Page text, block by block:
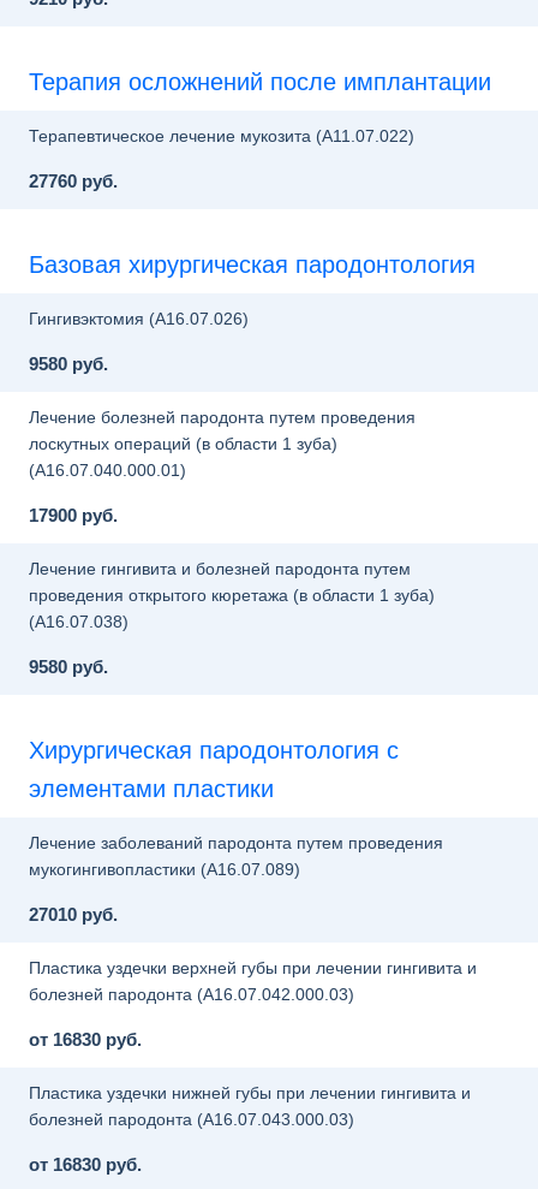
Терапия осложнений после имплантации
Терапевтическое лечение мукозита (A11.07.022)
27760 руб.
Базовая хирургическая пародонтология
Гингивэктомия (A16.07.026)
9580 руб.
Лечение болезней пародонта путем проведения
лоскутных операций (в области 1 зуба)
(A16.07.040.000.01)
17900 руб.
Лечение гингивита и болезней пародонта путем
проведения открытого кюретажа (в области 1 зуба)
(A16.07.038)
9580 руб.
Хирургическая пародонтология с
элементами пластики
Лечение заболеваний пародонта путем проведения
мукогингивопластики (A16.07.089)
27010 руб.
Пластика уздечки верхней губы при лечении гингивита и
болезней пародонта (A16.07.042.000.03)
от 16830 руб.
Пластика уздечки нижней губы при лечении гингивита и
болезней пародонта (A16.07.043.000.03)
от 16830 руб.